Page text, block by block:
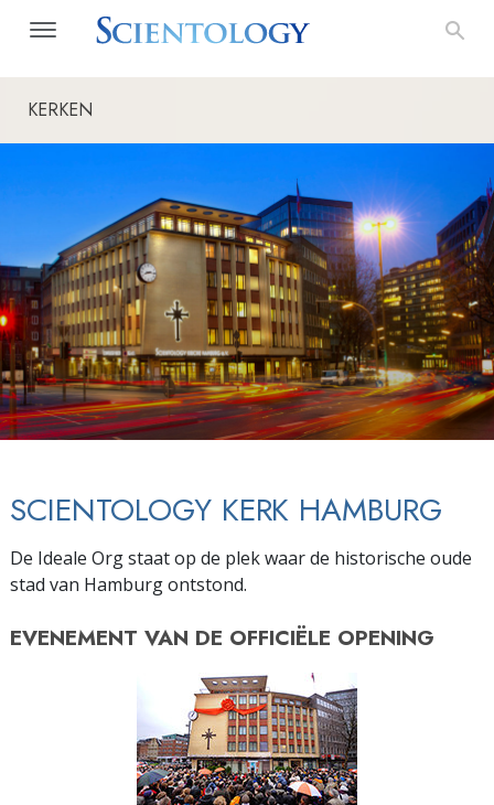
KERKEN
SCIENTOLOGY KERK HAMBURG
De Ideale Org staat op de plek waar de historische oude
stad van Hamburg ontstond.
EVENEMENT VAN DE OFFICIËLE OPENING